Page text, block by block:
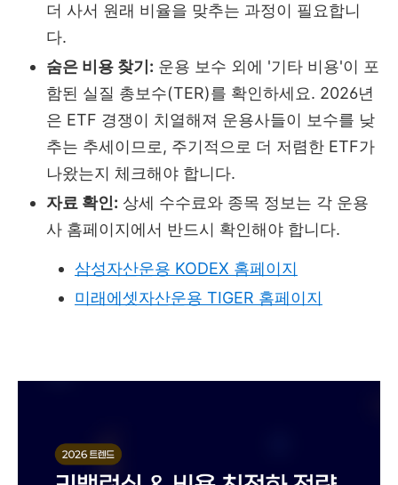
더 사서 원래 비율을 맞추는 과정이 필요합니
다.
숨은 비용 찾기: 운용 보수 외에 '기타 비용'이 포
함된 실질 총보수(TER)를 확인하세요. 2026년
은 ETF 경쟁이 치열해져 운용사들이 보수를 낮
추는 추세이므로, 주기적으로 더 저렴한 ETF가
나왔는지 체크해야 합니다.
자료 확인: 상세 수수료와 종목 정보는 각 운용
사 홈페이지에서 반드시 확인해야 합니다.
삼성자산운용 KODEX 홈페이지
미래에셋자산운용 TIGER 홈페이지